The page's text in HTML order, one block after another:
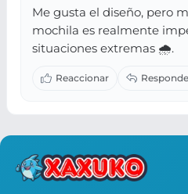
Me gusta el diseño, pero
mochila es realmente
situaciones extremas 🌧️.